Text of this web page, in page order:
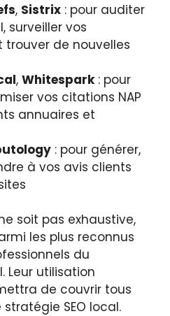
, Sistrix : pour auditer
surveiller vos
trouver de nouvelles
, Whitespark: pour
vos citations NAP
annuaires et
: pour générer,
à vos avis clients
soit pas exhaustive,
les plus reconnus
du
Leur utilisation
de couvrir tous
SEO local.